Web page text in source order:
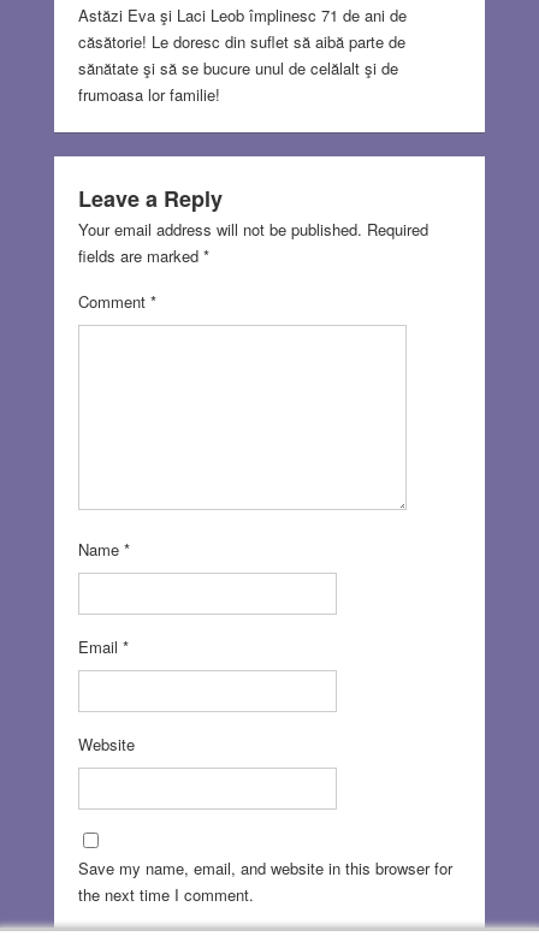
Astăzi Eva şi Laci Leob împlinesc 71 de ani de
căsătorie! Le doresc din suflet să aibă parte de
sănătate şi să se bucure unul de celălalt şi de
frumoasa lor familie!
Leave a Reply
Your email address will not be published. Required
fields are marked *
Comment *
Name *
Email *
Website
Save my name, email, and website in this browser for
the next time I comment.